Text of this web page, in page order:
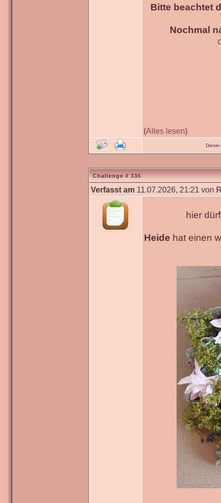
Bitte beachtet
Nochmal
(Alles lesen)
Challenge # 335
Verfasst am 11.07.2026, 21:21 von
hier
Heide hat einen